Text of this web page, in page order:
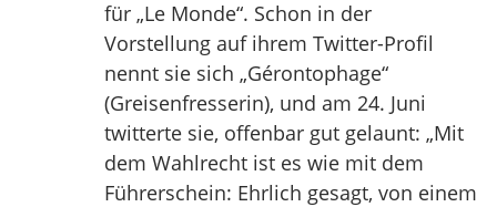
für „Le Monde“. Schon in der
Vorstellung auf ihrem Twitter-Profil
nennt sie sich „Gérontophage“
(Greisenfresserin), und am 24. Juni
twitterte sie, offenbar gut gelaunt: „Mit
dem Wahlrecht ist es wie mit dem
Führerschein: Ehrlich gesagt, von einem